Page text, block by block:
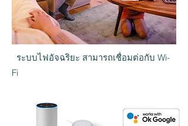
ระบบไฟอัจฉริยะ สามารถเชื่อมต่อกับ Wi-
Fi